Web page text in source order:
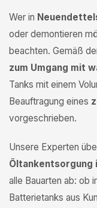
Wer in
oder demontieren
beachten. Gemäß
zum Umgang mit
Tanks mit einem
Beauftragung eines
vorgeschrieben.
Unsere Experten
Öltankentsorgung
alle Bauarten ab: ob
Batterietanks aus